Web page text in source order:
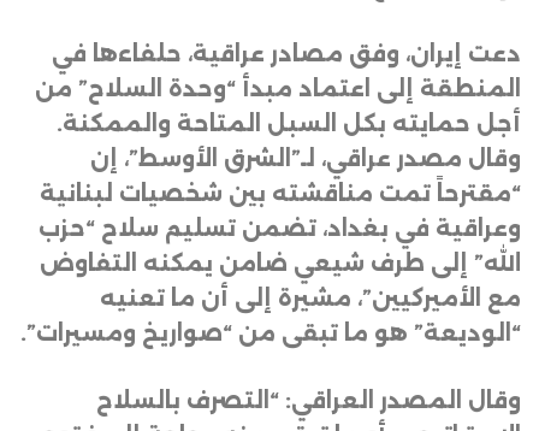
دعت إيران، وفق مصادر عراقية، حلفاءها في
المنطقة إلى اعتماد مبدأ “وحدة السلاح” من
أجل حمايته بكل السبل المتاحة والممكنة.
وقال مصدر عراقي، لـ”الشرق الأوسط”، إن
“مقترحاً تمت مناقشته بين شخصيات لبنانية
وعراقية في بغداد، تضمن تسليم سلاح “حزب
الله” إلى طرف شيعي ضامن يمكنه التفاوض
مع الأميركيين”، مشيرة إلى أن ما تعنيه
“الوديعة” هو ما تبقى من “صواريخ ومسيرات”.
وقال المصدر العراقي: “التصرف بالسلاح